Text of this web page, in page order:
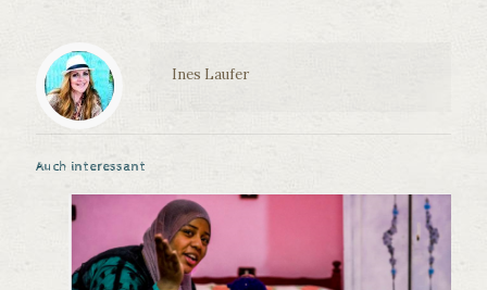
Ines Laufer
Auch interessant